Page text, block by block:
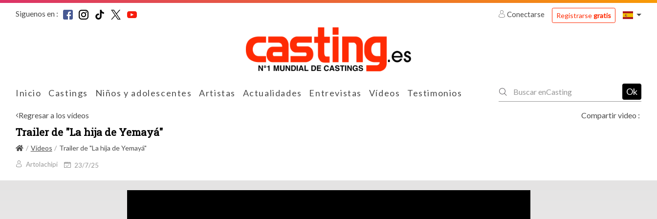
Siguenos en : Conectarse Registrarsegratis
Inicio Castings Niños y adolescentes Artistas Actualidades Entrevistas Vídeos Testimonios Ok
Regresar a los vídeos Compartir video :
Trailer de "La hija de Yemayá"
Vídeos Trailer de "La hija de Yemayá"
Artolachipi 23/7/25